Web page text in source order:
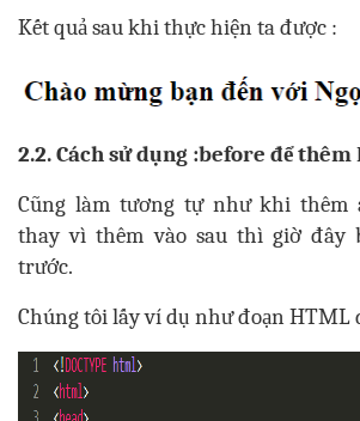
Kết quả sau khi thực hiện ta được :
2.2. Cách sử dụng :before để thêm
Cũng làm tương tự như khi thêm
thay vì thêm vào sau thì giờ đây
trước.
Chúng tôi lấy ví dụ như đoạn HTML